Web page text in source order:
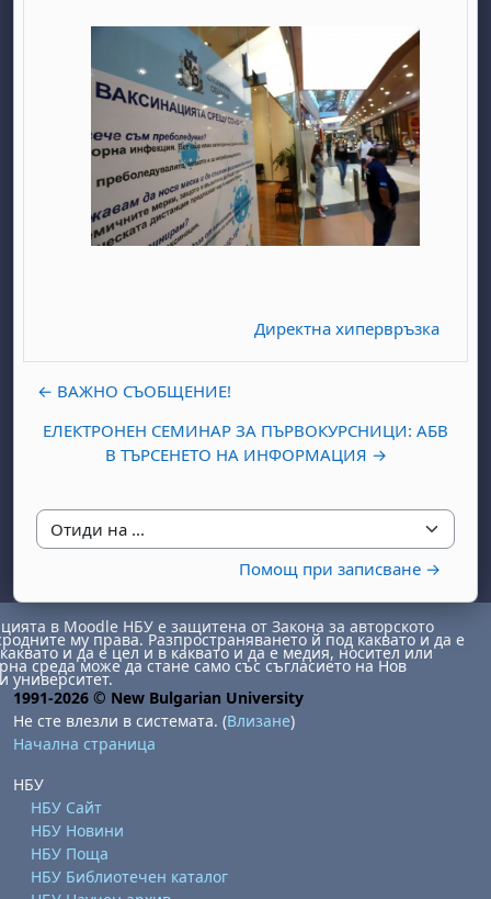
Директна хипервръзка
← ВАЖНО СЪОБЩЕНИЕ!
ЕЛЕКТРОНЕН СЕМИНАР ЗА ПЪРВОКУРСНИЦИ: АБВ
В ТЪРСЕНЕТО НА ИНФОРМАЦИЯ →
Отиди на ...
Помощ при записване →
1 август
неделя, 2 август
6 август
август8 август
неделя, 9 август
август
август
15 август
неделя, 16 август
август
август
22 август
неделя, 23 август
август
август
29 август
неделя, 30 август
в Moodle НБУ е защитена от Закона за авторското
му права. Разпространяването й под каквато и да е
и да е цел и в каквато и да е медия, носител или
среда може да стане само със съгласието на Нов
университет.
1991-2026 © New Bulgarian University
Не сте влезли в системата. (Влизане)
Начална страница
НБУ
НБУ Сайт
НБУ Новини
НБУ Поща
НБУ Библиотечен каталог